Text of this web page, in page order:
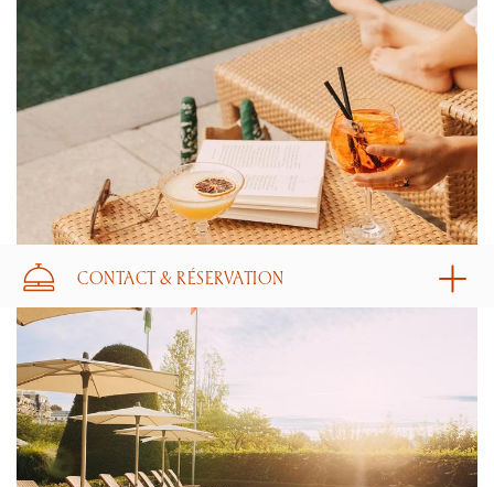
CONTACT & RÉSERVATION